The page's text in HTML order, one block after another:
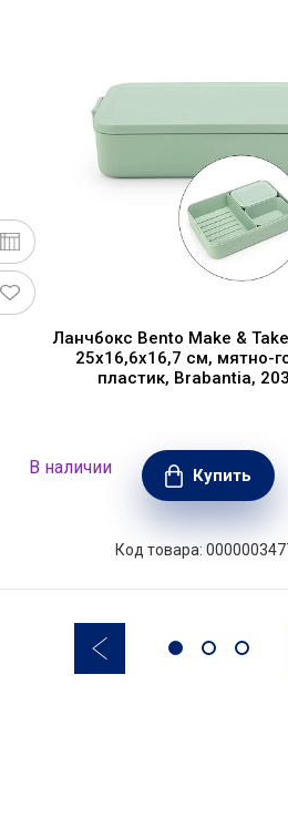
Ланчбокс Bento Make &
25х16,6х16,7 см, мятно-
пластик, Brabantia,
В наличии Купить
Код товара: